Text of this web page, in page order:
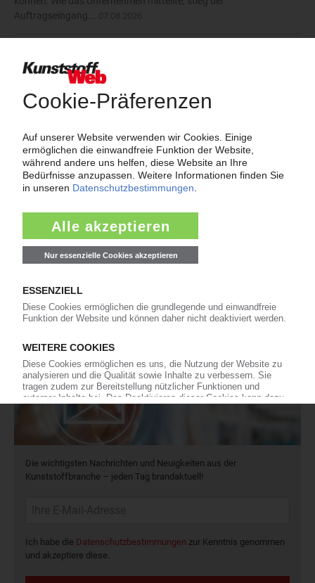
Auftragseingang...
Thema "Force Majeure"
Fragen und Antworten: Was Kunst­stoff­verarbeiter wissen müssen,
wenn der Lieferant nicht mehr liefert – Informationen zum
Themenkomplex Force Majeure, Corona und Kunststoff-
Newsletter
Die wichtigsten Nachrichten und Neuigkeiten aus der
Kunststoffbranche – jeden Tag brandaktuell!
Ich habe die Datenschutzbestimmungen zur Kenntnis genommen
und akzeptiere diese.